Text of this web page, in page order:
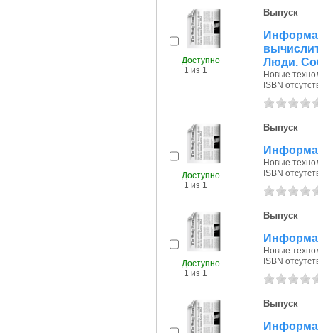
Доступно
1 из 1
Выпуск
Люди.
Новые
ISBN
Доступно
1 из 1
Выпуск
Новые
ISBN
Доступно
1 из 1
Выпуск
Новые
ISBN
Выпуск